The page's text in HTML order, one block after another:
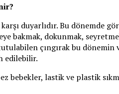
duyarlıdır. Bu dönemde
bakmak, dokunmak,
çıngırak bu
edilebilir.
bebekler, lastik ve plastik